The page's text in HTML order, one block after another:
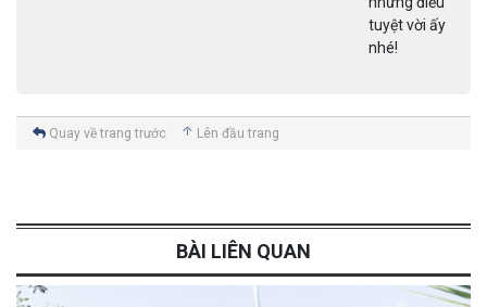
tuyệt vời ấy
nhé!
Quay về trang trước Lên đầu trang
BÀI LIÊN QUAN